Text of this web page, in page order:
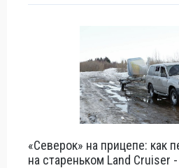
«Северок» на прицепе: как
на стареньком Land Cruiser -